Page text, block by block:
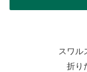
スワル
折り